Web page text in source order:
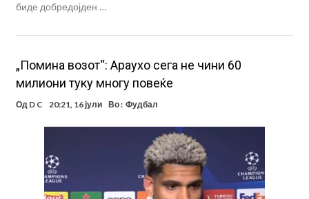
биде добредојден …
„Помина возот“: Араухо сега не чини 60
милиони туку многу повеќе
Од D C 20:21, 16 јули Во : Фудбал